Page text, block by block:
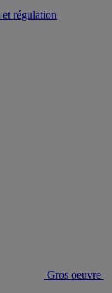
régulation
Gros oeuvre